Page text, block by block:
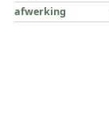
afwerking